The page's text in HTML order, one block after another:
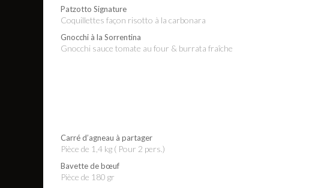
Patzotto Signature
Coquillettes façon risotto à la carbonara
Gnocchi à la Sorrentina
Gnocchi sauce tomate au four & burrata fraîche
Carré d’agneau à partager
pièce de 1,4 kg ( Pour 2 pers.)
Bavette de bœuf
Pièce de 180 gr